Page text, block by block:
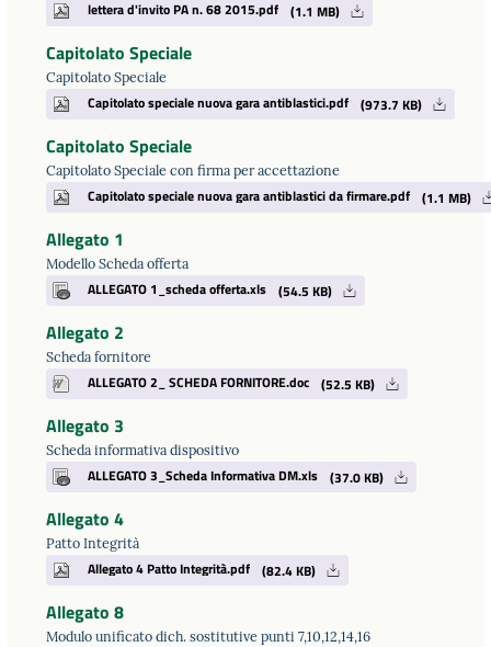
lettera d'invito PA n. 68 2015.pdf (1.1 MB)
Capitolato Speciale
Capitolato Speciale
Capitolato speciale nuova gara antiblastici.pdf (973.7 KB)
Capitolato Speciale
Capitolato Speciale con firma per accettazione
Capitolato speciale nuova gara antiblastici da firmare.pdf (1.1 MB)
Allegato 1
Modello Scheda offerta
ALLEGATO 1_scheda offerta.xls (54.5 KB)
Allegato 2
Scheda fornitore
ALLEGATO 2_ SCHEDA FORNITORE.doc (52.5 KB)
Allegato 3
Scheda informativa dispositivo
ALLEGATO 3_Scheda Informativa DM.xls (37.0 KB)
Allegato 4
Patto Integrità
Allegato 4 Patto Integrità.pdf (82.4 KB)
Allegato 8
Modulo unificato dich. sostitutive punti 7,10,12,14,16